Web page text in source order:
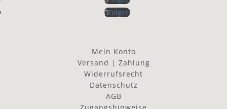
Folgen
Mein Konto
Versand | Zahlung
Widerrufsrecht
Datenschutz
AGB